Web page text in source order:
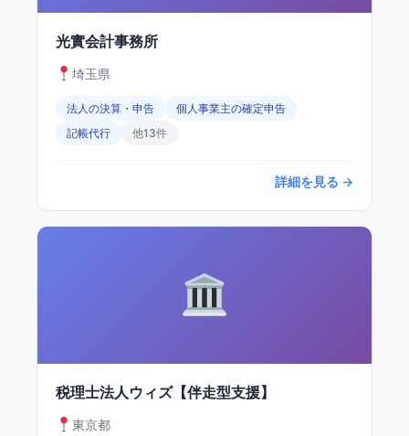
光實会計事務所
埼玉県
法人の決算・申告
個人事業主の確定申告
記帳代行
他13件
詳細を見る →
税理士法人ウィズ【伴走型支援】
東京都